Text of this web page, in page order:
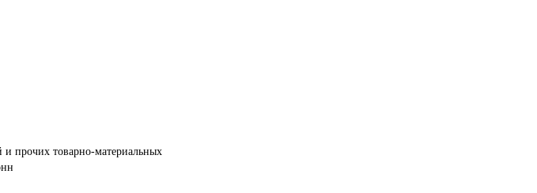
и прочих товарно-материальных